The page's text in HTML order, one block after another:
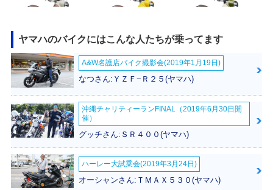
2021年 Vino・カラ
ーチェンジ
2019年 Vino・カラ
ーチェンジ
2018年 Vino・フル
モデルチェンジ
2018年 Vino DEL
UXE・カラーチェ
ンジ
2017年 Vino DEL
UXE 20th Anniver
sary Edition・特
別・限定仕様
2017年 Vino DEL
UXE・マイナーチ
ェンジ
ヤマハのバイクにはこんな人たちが乗ってます
A&W名護店バイク撮影会(2019年1月19日)
なつさん:ＹＺＦ−Ｒ２５(ヤマハ)
沖縄チャリティーランFINAL（2019年6月30日開
催）
グッチさん:ＳＲ４００(ヤマハ)
ハーレー大試乗会(2019年3月24日)
オーシャンさん:ＴＭＡＸ５３０(ヤマハ)